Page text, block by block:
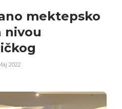
mektepsko
nivou
2022